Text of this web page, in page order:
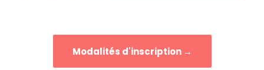
Modalités d'inscription →